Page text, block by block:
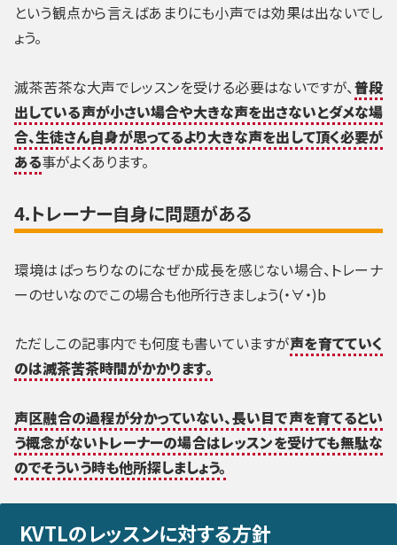
という観点から言えばあまりにも小声では効果は出ないでし
ょう。
滅茶苦茶な大声でレッスンを受ける必要はないですが、普段
出している声が小さい場合や大きな声を出さないとダメな場
合、生徒さん自身が思ってるより大きな声を出して頂く必要が
ある事がよくあります。
4.トレーナー自身に問題がある
環境はばっちりなのになぜか成長を感じない場合、トレーナ
ーのせいなのでこの場合も他所行きましょう(・∀・)b
ただしこの記事内でも何度も書いていますが声を育てていく
のは滅茶苦茶時間がかかります。
声区融合の過程が分かっていない、長い目で声を育てるとい
う概念がないトレーナーの場合はレッスンを受けても無駄な
のでそういう時も他所探しましょう。
KVTLのレッスンに対する方針